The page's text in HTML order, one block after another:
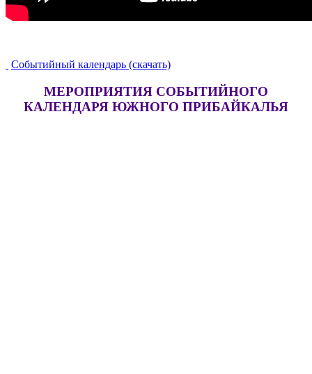
Событийный календарь (скачать)
МЕРОПРИЯТИЯ СОБЫТИЙНОГО
КАЛЕНДАРЯ ЮЖНОГО ПРИБАЙКАЛЬЯ